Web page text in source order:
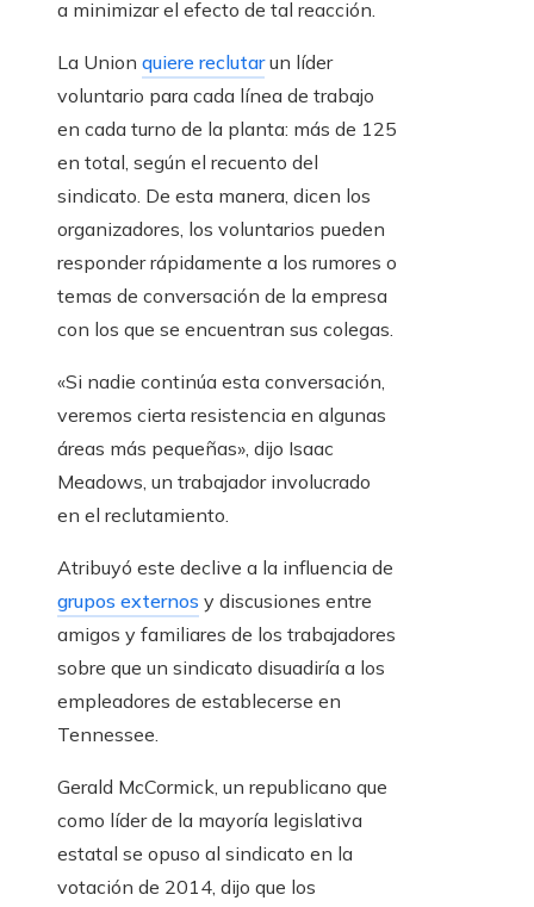
a minimizar el efecto de tal reacción.
La Union quiere reclutarun líder
voluntario para cada línea de trabajo
en cada turno de la planta: más de 125
en total, según el recuento del
sindicato. De esta manera, dicen los
organizadores, los voluntarios pueden
responder rápidamente a los rumores o
temas de conversación de la empresa
con los que se encuentran sus colegas.
«Si nadie continúa esta conversación,
veremos cierta resistencia en algunas
áreas más pequeñas», dijo Isaac
Meadows, un trabajador involucrado
en el reclutamiento.
Atribuyó este declive a la influencia de
grupos externos y discusiones entre
amigos y familiares de los trabajadores
sobre que un sindicato disuadiría a los
empleadores de establecerse en
Tennessee.
Gerald McCormick, un republicano que
como líder de la mayoría legislativa
estatal se opuso al sindicato en la
votación de 2014, dijo que los